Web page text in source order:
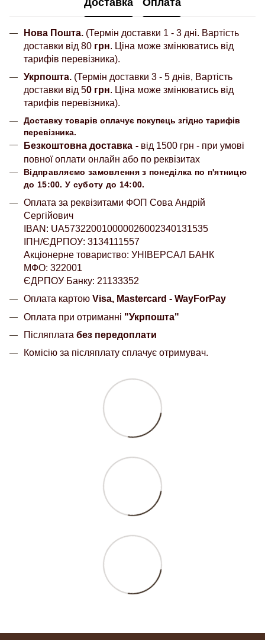
Доставка Оплата
Нова Пошта. (Термін доставки 1 - 3 дні. Вартість
доставки від 80 грн. Ціна може змінюватись від
тарифів перевізника).
Укрпошта. (Термін доставки 3 - 5 днів, Вартість
доставки від 50 грн. Ціна може змінюватись від
тарифів перевізника).
Доставку товарів оплачує покупець згідно тарифів
перевізника.
Безкоштовна доставка - від 1500 грн - при умові
повної оплати онлайн або по реквізитах
Відправляємо замовлення з понеділка по п'ятницю
до 15:00. У суботу до 14:00.
Оплата за реквізитами ФОП Сова Андрій
Сергійович
IBAN: UA573220010000026002340131535
ІПН/ЄДРПОУ: 3134111557
Акціонерне товариство: УНІВЕРСАЛ БАНК
МФО: 322001
ЄДРПОУ Банку: 21133352
Оплата картою Visa, Mastercard - WayForPay
Оплата при отриманні "Укрпошта"
Післяплата без передоплати
Комісію за післяплату сплачує отримувач.